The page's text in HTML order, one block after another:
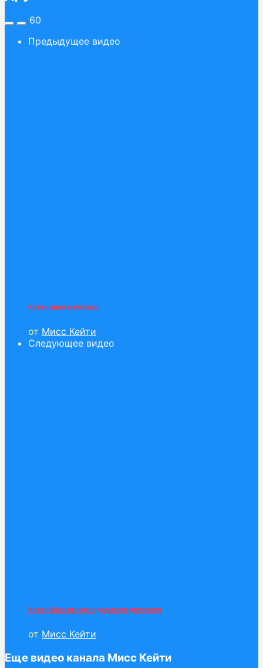
60
Предыдущее видео
Катя играет с куклами
от Мисс Кейти
Следующее видео
Катя и Макс играют с детскими домиками
от Мисс Кейти
Еще видео канала Мисс Кейти